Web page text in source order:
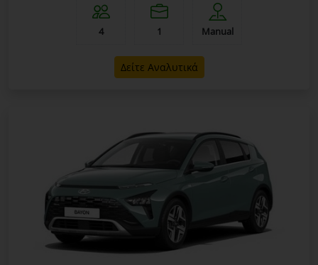
4 1 Manual
Δείτε Αναλυτικά